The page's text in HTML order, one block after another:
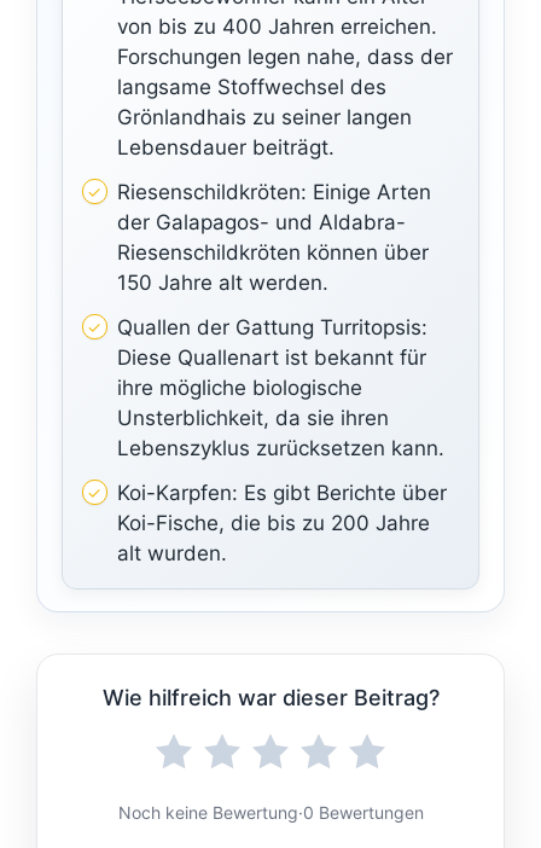
von bis zu 400 Jahren erreichen.
Forschungen legen nahe, dass der
langsame Stoffwechsel des
Grönlandhais zu seiner langen
Lebensdauer beiträgt.
Riesenschildkröten: Einige Arten
der Galapagos- und Aldabra-
Riesenschildkröten können über
150 Jahre alt werden.
Quallen der Gattung Turritopsis:
Diese Quallenart ist bekannt für
ihre mögliche biologische
Unsterblichkeit, da sie ihren
Lebenszyklus zurücksetzen kann.
Koi-Karpfen: Es gibt Berichte über
Koi-Fische, die bis zu 200 Jahre
alt wurden.
Wie hilfreich war dieser Beitrag?
Noch keine Bewertung·0 Bewertungen